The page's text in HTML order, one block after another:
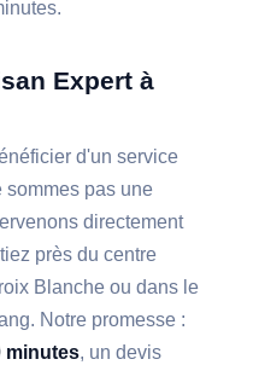
Expert à
d'un service
sommes pas une
directement
près du centre
Blanche ou dans le
Notre promesse :
minutes, un devis